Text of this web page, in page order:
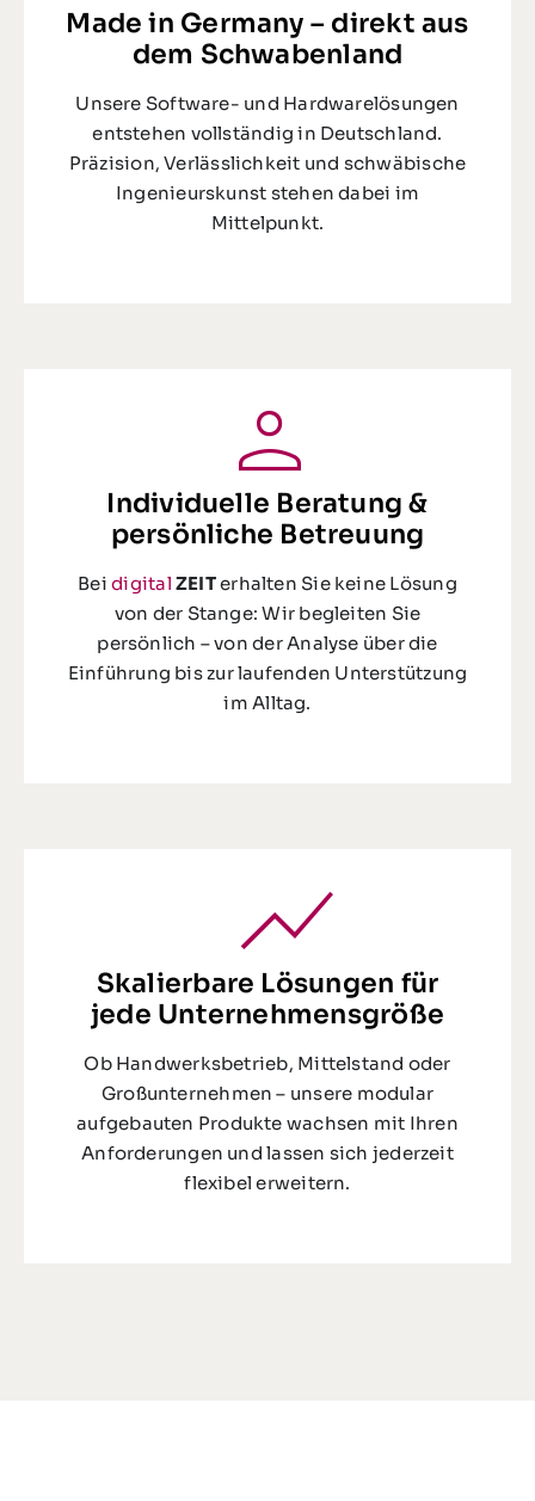
Made in Germany – direkt aus
dem Schwabenland
Unsere Software- und Hardwarelösungen
entstehen vollständig in Deutschland.
Präzision, Verlässlichkeit und schwäbische
Ingenieurskunst stehen dabei im
Mittelpunkt.
Individuelle Beratung &
persönliche Betreuung
Beidigital ZEITerhalten Sie keine Lösung
von der Stange: Wir begleiten Sie
persönlich – von der Analyse über die
Einführung bis zur laufenden Unterstützung
im Alltag.
Skalierbare Lösungen für
jede Unternehmensgröße
Ob Handwerksbetrieb, Mittelstand oder
Großunternehmen – unsere modular
aufgebauten Produkte wachsen mit Ihren
Anforderungen und lassen sich jederzeit
flexibel erweitern.